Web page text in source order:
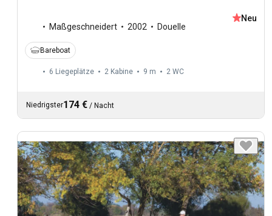
Maßgeschneidert 2002 Douelle
Neu
Bareboat
6 Liegeplätze 2 Kabine 9 m 2 WC
Niedrigster174 € / Nacht